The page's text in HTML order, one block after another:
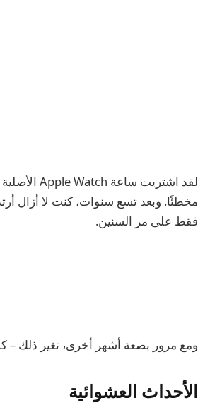
مخطئًا. وبعد تسع سنوات، كنت لا أزال
فقط على مر السنين.
ومع مرور بضعة أشهر أخرى، تغير ذلك
الأحداث العشوائية